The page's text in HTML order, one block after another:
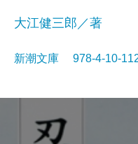
大江健三郎／著
新潮文庫 978-4-10-